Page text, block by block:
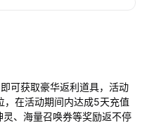
可获取豪华返利道具，活动
在活动期间内达成5天充值
、海量召唤券等奖励返不停